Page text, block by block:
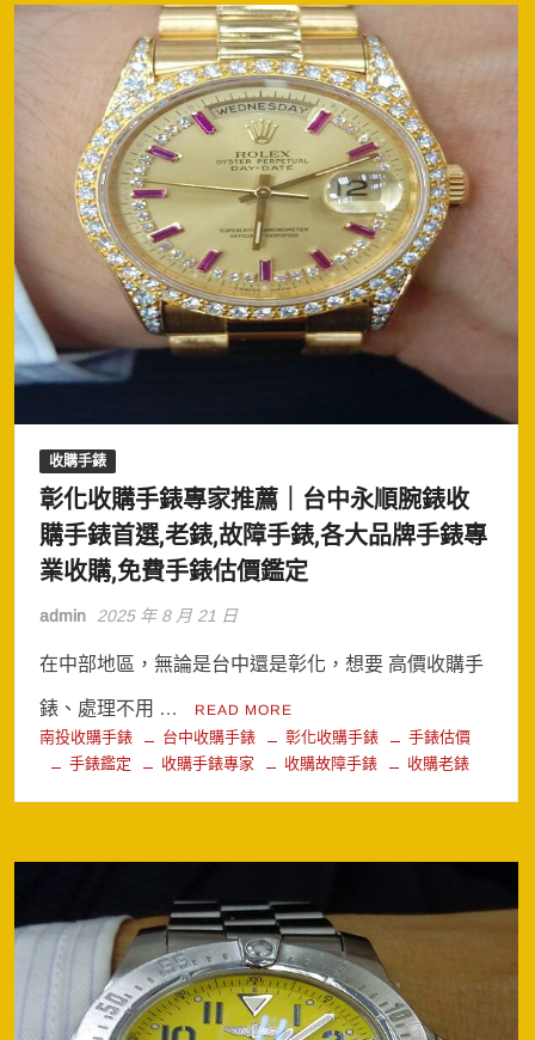
收購手錶
彰化收購手錶專家推薦｜台中永順腕錶收
購手錶首選,老錶,故障手錶,各大品牌手錶專
業收購,免費手錶估價鑑定
admin 2025 年 8 月 21 日
在中部地區，無論是台中還是彰化，想要 高價收購手
錶、處理不用 … READ MORE
南投收購手錶 台中收購手錶 彰化收購手錶
手錶估價
手錶鑑定
收購手錶專家 收購故障手錶 收購老錶